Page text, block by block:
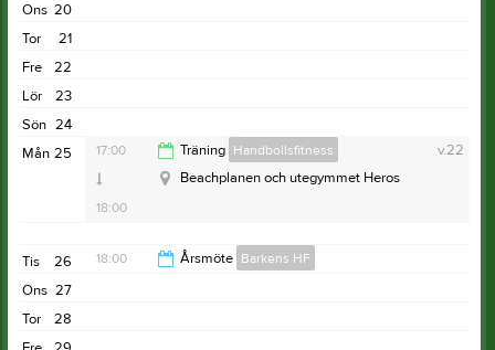
20
Ons
21
Tor
22
Fre
23
Lör
24
Sön
25
Mån v.22
17:00 Träning Handbollsfitness
18:00
Beachplanen och utegymmet Heros
26
Tis 18:00 Årsmöte Barkens HF
27
Ons
28
Tor